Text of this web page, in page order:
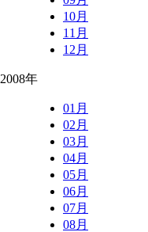
10月
11月
12月
2008年
01月
02月
03月
04月
05月
06月
07月
08月